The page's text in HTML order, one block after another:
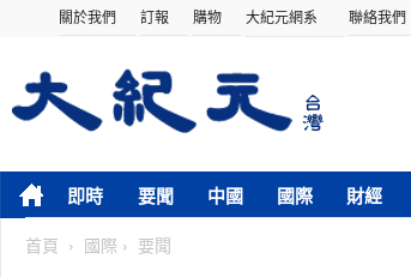
關於我們 訂報 購物 大紀元網系 聯絡我們
即時 要聞 中國 國際 財經
首頁 國際 要聞